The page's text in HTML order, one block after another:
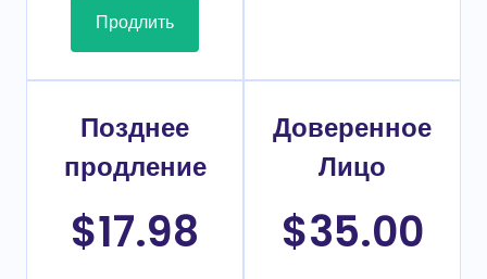
Продлить
Позднее
продление
$17.98
Доверенное
Лицо
$35.00